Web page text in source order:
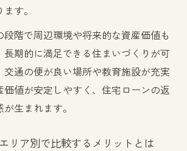
宅と新築一戸建て価格差の背景を知
る家づくりのための比較基準とは
す。
段階で周辺環境や将来的な資産価値も
期的に満足できる住まいづくりが可
交通の便が良い場所や教育施設が充実
価値が安定しやすく、住宅ローンの返
生まれます。
リア別で比較するメリットとは